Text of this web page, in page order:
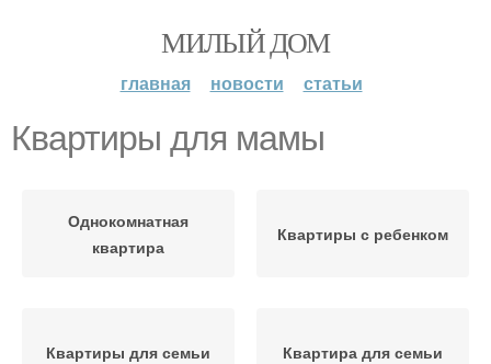
МИЛЫЙ ДОМ
главная новости статьи
Квартиры для мамы
Однокомнатная
квартира
Квартиры с ребенком
Квартиры для семьи Квартира для семьи